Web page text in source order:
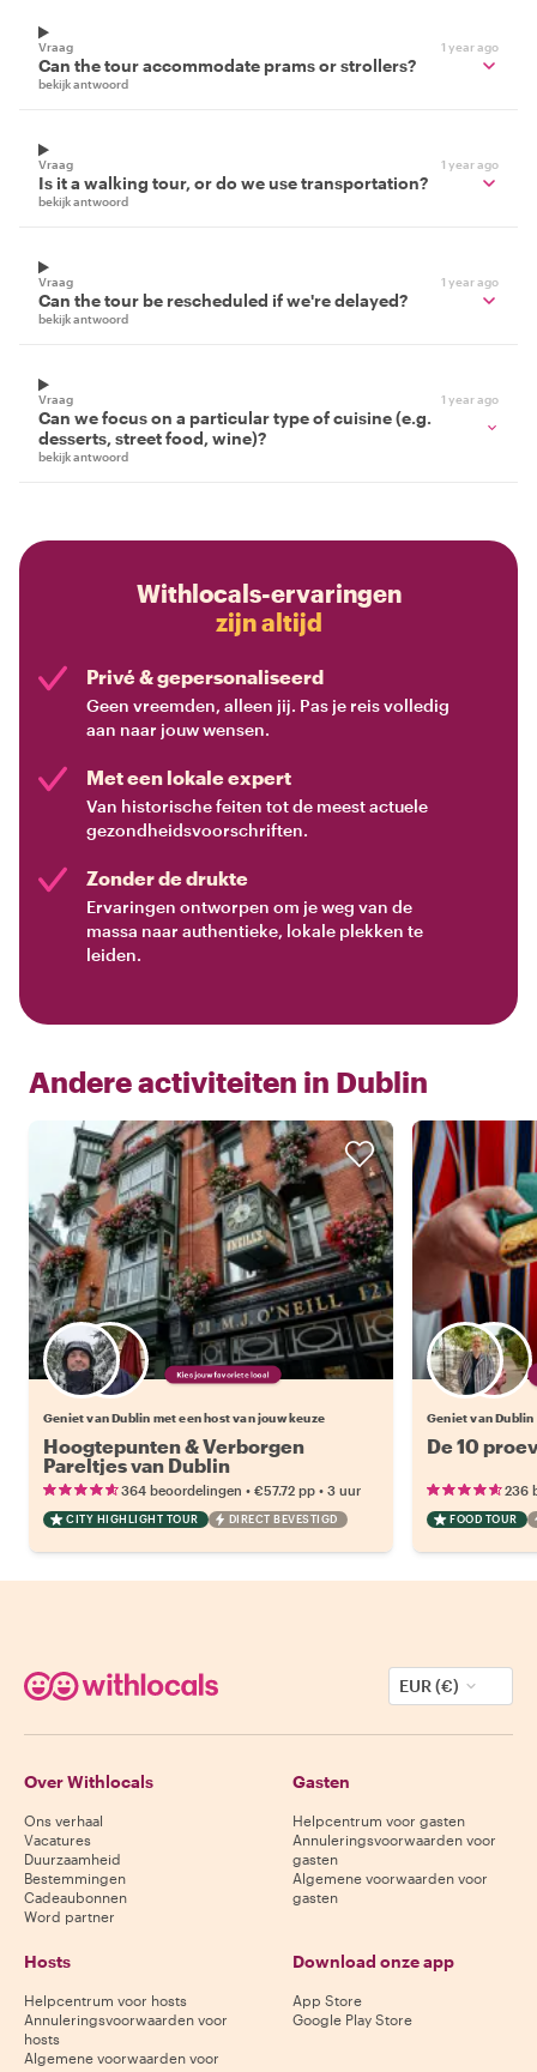
Vraag 1 year ago
Can the tour accommodate prams or strollers?
bekijk antwoord
Vraag 1 year ago
Is it a walking tour, or do we use transportation?
bekijk antwoord
Vraag 1 year ago
Can the tour be rescheduled if we're delayed?
bekijk antwoord
Vraag 1 year ago
Can we focus on a particular type of cuisine (e.g.
desserts, street food, wine)?
bekijk antwoord
Withlocals-ervaringen
zijn altijd
Privé & gepersonaliseerd
Geen vreemden, alleen jij. Pas je reis volledig
aan naar jouw wensen.
Met een lokale expert
Van historische feiten tot de meest actuele
gezondheidsvoorschriften.
Zonder de drukte
Ervaringen ontworpen om je weg van de
massa naar authentieke, lokale plekken te
leiden.
Andere activiteiten in Dublin
Kies jouw favoriete local
Geniet van Dublin met een host van jouw keuze
Hoogtepunten & Verborgen
Pareltjes van Dublin
364 beoordelingen • €57.72 pp • 3 uur
CITY HIGHLIGHT TOUR DIRECT BEVESTIGD
Geniet van Dublin
De 10
236
FOOD TOUR
EUR (€)
Over Withlocals
Ons verhaal
Vacatures
Duurzaamheid
Bestemmingen
Cadeaubonnen
Word partner
Gasten
Helpcentrum voor gasten
Annuleringsvoorwaarden voor
gasten
Algemene voorwaarden voor
gasten
Hosts
Helpcentrum voor hosts
Annuleringsvoorwaarden voor
hosts
Algemene voorwaarden voor
Download onze app
App Store
Google Play Store